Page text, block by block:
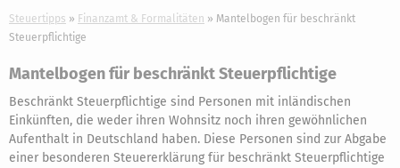
Steuertipps Finanzamt & Formalitäten
Mantelbogen für beschränkt
Steuerpflichtige
Mantelbogen für beschränkt Steuerpflichtige
Beschränkt Steuerpflichtige sind Personen mit inländischen
Einkünften, die weder ihren Wohnsitz noch ihren gewöhnlichen
Aufenthalt in Deutschland haben. Diese Personen sind zur Abgabe
einer besonderen Steuererklärung für beschränkt Steuerpflichtige